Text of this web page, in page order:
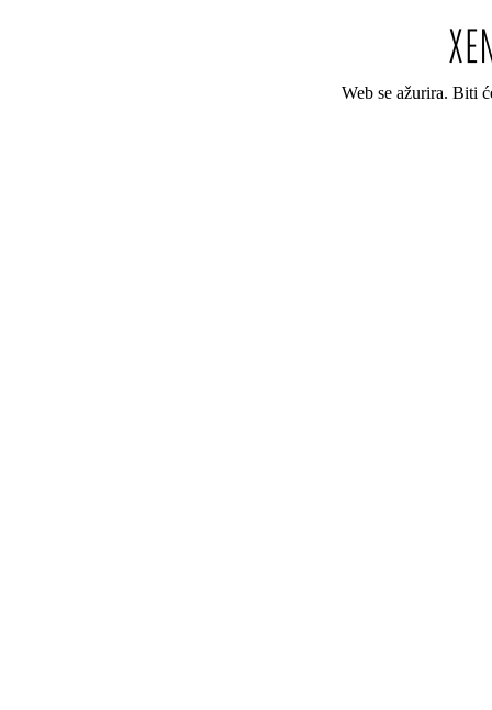
Web se ažurira. Biti